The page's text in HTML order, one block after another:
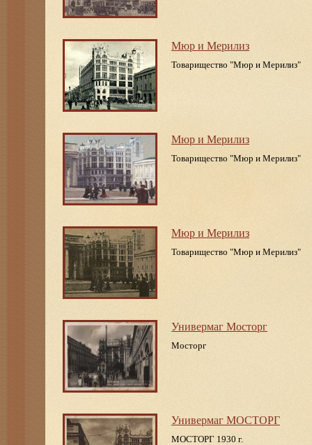
Мюр и Мерилиз
Товарищество "Мюр и Мерилиз"
Мюр и Мерилиз
Товарищество "Мюр и Мерилиз"
Мюр и Мерилиз
Товарищество "Мюр и Мерилиз"
Универмаг Мосторг
Мосторг
Универмаг МОСТОРГ
МОСТОРГ 1930 г.